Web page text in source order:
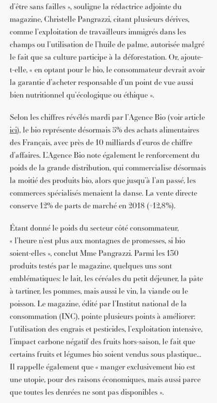
d’être sans failles », souligne la rédactrice adjointe du
magazine, Christelle Pangrazzi, citant plusieurs dérives,
comme l’exploitation de travailleurs immigrés dans les
champs ou l’utilisation de l’huile de palme, autorisée malgré
le fait que sa culture participe à la déforestation. Or, ajoute-
t-elle, « en optant pour le bio, le consommateur devrait avoir
la garantie d’acheter responsable d’un point de vue aussi
bien nutritionnel qu’écologique ou éthique ».
Selon les chiffres révélés mardi par l’Agence Bio (voir article
ici), le bio représente désormais 5% des achats alimentaires
des Français, avec près de 10 milliards d’euros de chiffre
d’affaires. L’Agence Bio note également le renforcement du
poids de la grande distribution, qui commercialise désormais
la moitié des produits bio, alors que jusqu’à l’an passé, les
commerces spécialisés menaient la danse. La vente directe
conserve 12% de parts de marché en 2018 (+12,8%).
Étant donné le poids du secteur côté consommateur,
« l’heure n’est plus aux montagnes de promesses, si bio
soient-elles », conclut Mme Pangrazzi. Parmi les 130
produits testés par le magazine, quelques uns sont
emblématiques: le lait, les céréales du petit déjeuner, la pâte
à tartiner, les pommes, mais aussi le vin, la viande ou le
poisson. Le magazine, édité par l’Institut national de la
consommation (INC), pointe plusieurs points à améliorer:
l’utilisation des engrais et pesticides, l’exploitation intensive,
l’impact carbone négatif des fruits hors-saison, le fait que
certains fruits et légumes bio soient vendus sous plastique…
Il rappelle également que « manger exclusivement bio est
une utopie, pour des raisons économiques, mais aussi parce
que toutes les denrées ne sont pas disponibles ».